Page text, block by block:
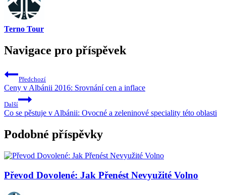
Terno Tour
Navigace pro příspěvek
Předchozí
Ceny v Albánii 2016: Srovnání cen a inflace
Další
Co se pěstuje v Albánii: Ovocné a zeleninové speciality této oblasti
Podobné příspěvky
Převod Dovolené: Jak Přenést Nevyužité Volno